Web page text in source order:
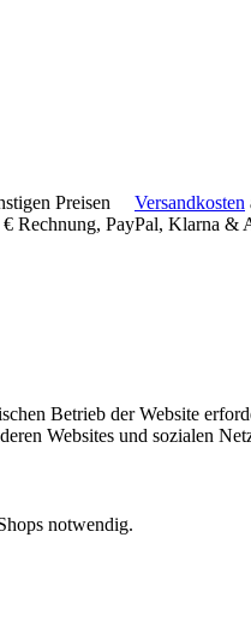
Preisen Versandkosten
€ Rechnung, PayPal, Klarna &
Betrieb der Website
Websites und sozialen
notwendig.